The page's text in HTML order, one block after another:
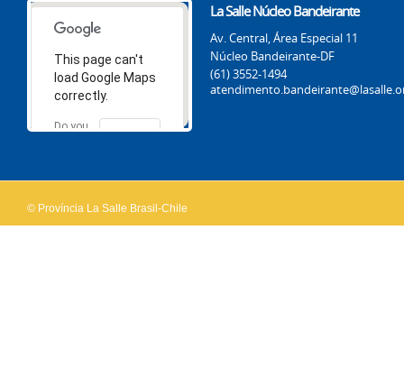
This page can't
load Google Maps
correctly.
Do you
OK
La Salle Núcleo Bandeirante
Av. Central, Área Especial 11
Núcleo Bandeirante-DF
(61) 3552-1494
© Província La Salle Brasil-Chile